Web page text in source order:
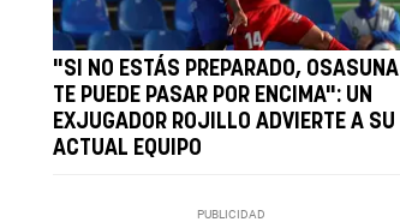
"SI NO ESTÁS PREPARADO, OSASUNA
TE PUEDE PASAR POR ENCIMA": UN
EXJUGADOR ROJILLO ADVIERTE A SU
ACTUAL EQUIPO